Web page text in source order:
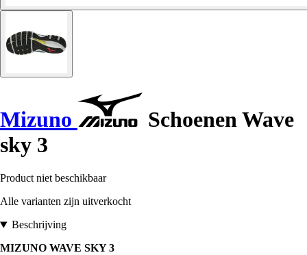
Mizuno
Schoenen Wave
sky 3
Product niet beschikbaar
Alle varianten zijn uitverkocht
Beschrijving
MIZUNO WAVE SKY 3